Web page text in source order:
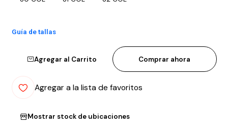
Guía de tallas
Agregar al Carrito Comprar ahora
Agregar a la lista de favoritos
Mostrar stock de ubicaciones